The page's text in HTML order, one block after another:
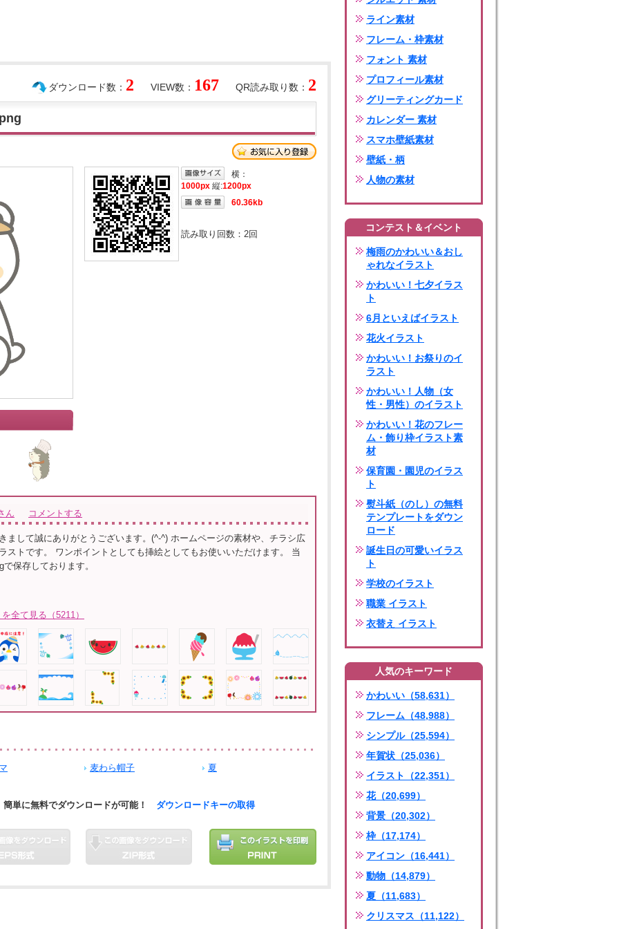
QR読み取り数： 2
VIEW数： 167
ダウンロード数： 2
横：
1000px 縦:1200px
60.36kb
読み取り回数： 2回
ん コメントする
まして誠にありがとうございます。(^-^) ホームページの素材や、チラシ広
ストです。 ワンポイントとしても挿絵としてもお使いいただけます。 当
保存しております。
全て見る（5211）
麦わら帽子 夏
単に無料でダウンロードが可能！ ダウンロードキーの取得
ライン素材
フレーム・枠素材
フォント 素材
プロフィール素材
グリーティングカード
カレンダー 素材
スマホ壁紙素材
壁紙・柄
人物の素材
コンテスト＆イベント
梅雨のかわいい＆おし
ゃれなイラスト
かわいい！七夕イラス
ト
6月といえばイラスト
花火イラスト
かわいい！お祭りのイ
ラスト
かわいい！人物（女
性・男性）のイラスト
かわいい！花のフレー
ム・飾り枠イラスト素
材
保育園・園児のイラス
ト
熨斗紙（のし）の無料
テンプレートをダウン
ロード
誕生日の可愛いイラス
ト
学校のイラスト
職業 イラスト
衣替え イラスト
人気のキーワード
かわいい（58,631）
フレーム（48,988）
シンプル（25,594）
年賀状（25,036）
イラスト（22,351）
花（20,699）
背景（20,302）
枠（17,174）
アイコン（16,441）
動物（14,879）
夏（11,683）
クリスマス（11,122）